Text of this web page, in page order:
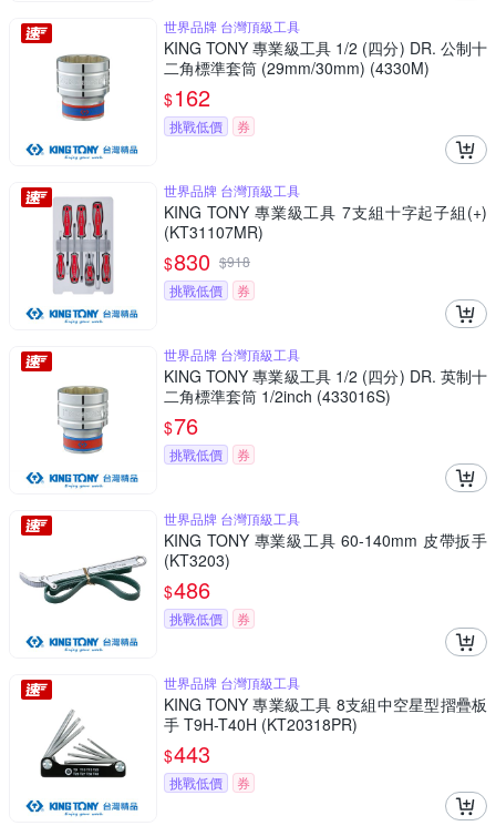
世界品牌 台灣頂級工具
KING TONY 專業級工具 1/2 (四分) DR. 公制十
二角標準套筒 (29mm/30mm) (4330M)
$162
挑戰低價 券
世界品牌 台灣頂級工具
KING TONY 專業級工具 7支組十字起子組(+)
(KT31107MR)
$830 $918
挑戰低價
券
世界品牌 台灣頂級工具
KING TONY 專業級工具 1/2 (四分) DR. 英制十
二角標準套筒 1/2inch (433016S)
$76
挑戰低價 券
世界品牌 台灣頂級工具
KING TONY 專業級工具 60-140mm 皮帶扳手
(KT3203)
$486
挑戰低價 券
世界品牌 台灣頂級工具
KING TONY 專業級工具 8支組中空星型摺疊板
手 T9H-T40H (KT20318PR)
$443
挑戰低價 券